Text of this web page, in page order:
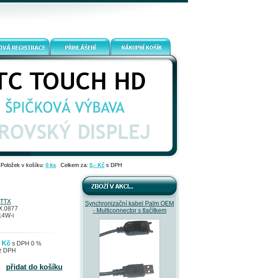
Položek v košíku: 0 ks Celkem za: 0,- Kč s DPH
Synchronizační kabel Palm OEM
- Multiconnector s tlačítkem
TTX
i
Kč s DPH 0 %
DPH
přidat do košíku